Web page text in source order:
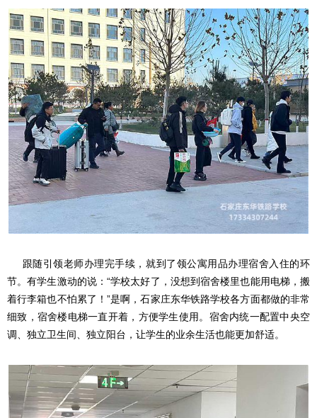
跟随引领老师办理完手续，就到了领公寓用品办理宿舍入住的环
节。有学生激动的说：“学校太好了，没想到宿舍楼里也能用电梯，搬
着行李箱也不怕累了！ ”是啊，石家庄东华铁路学校各方面都做的非常
细致，宿舍楼电梯一直开着，方便学生使用。宿舍内统一配置中央空
调、独立卫生间、独立阳台，让学生的业余生活也能更加舒适。